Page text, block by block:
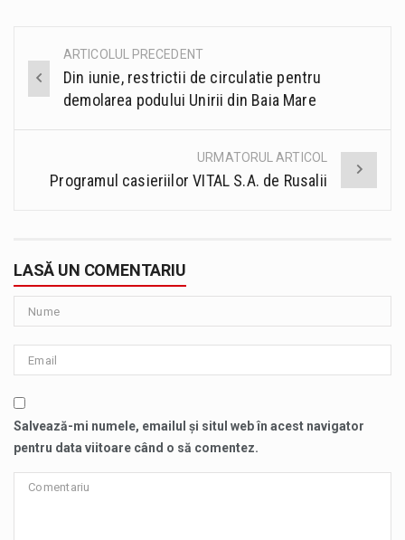
Post
navigation
ARTICOLUL PRECEDENT
Din iunie, restrictii de circulatie pentru
demolarea podului Unirii din Baia Mare
URMATORUL ARTICOL
Programul casieriilor VITAL S.A. de Rusalii
LASĂ UN COMENTARIU
Salvează-mi numele, emailul și situl web în acest navigator
pentru data viitoare când o să comentez.